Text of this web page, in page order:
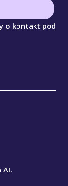
o kontakt pod
AI.